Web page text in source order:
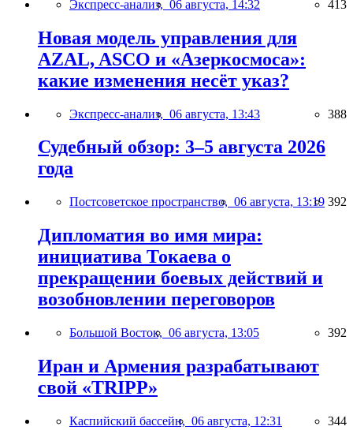
Экспресс-анализ, 06 августа, 14:32 413
Новая модель управления для
AZAL, ASCO и «Азеркосмоса»:
какие изменения несёт указ?
Экспресс-анализ, 06 августа, 13:43 388
Судебный обзор: 3–5 августа 2026
года
Постсоветское пространство, 06 августа, 13:19 392
Дипломатия во имя мира:
инициатива Токаева о
прекращении боевых действий и
возобновлении переговоров
Большой Восток, 06 августа, 13:05 392
Иран и Армения разрабатывают
свой «TRIPP»
Каспийский бассейн, 06 августа, 12:31 344